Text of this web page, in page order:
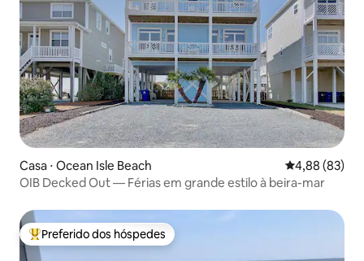
Casa ⋅ Ocean Isle Beach 4,88 de uma
4,88 (83)
OIB Decked Out — Férias em grande estilo à beira-mar
Entre os melhores preferidos dos hóspedes
Preferido dos hóspedes